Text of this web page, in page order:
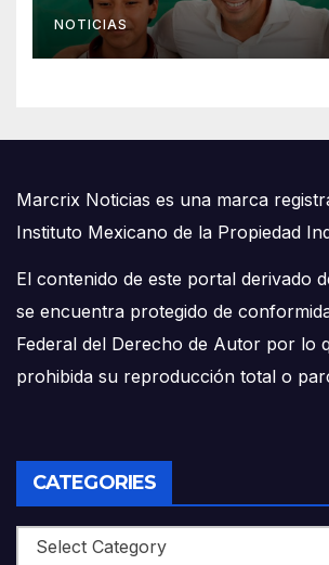
NOTICIAS
Marcrix Noticias es una marca
Instituto Mexicano de la Propiedad
El contenido de este portal derivado
se encuentra protegido de
Federal del Derecho de Autor por lo
prohibida su reproducción total o
CATEGORIES
Categories